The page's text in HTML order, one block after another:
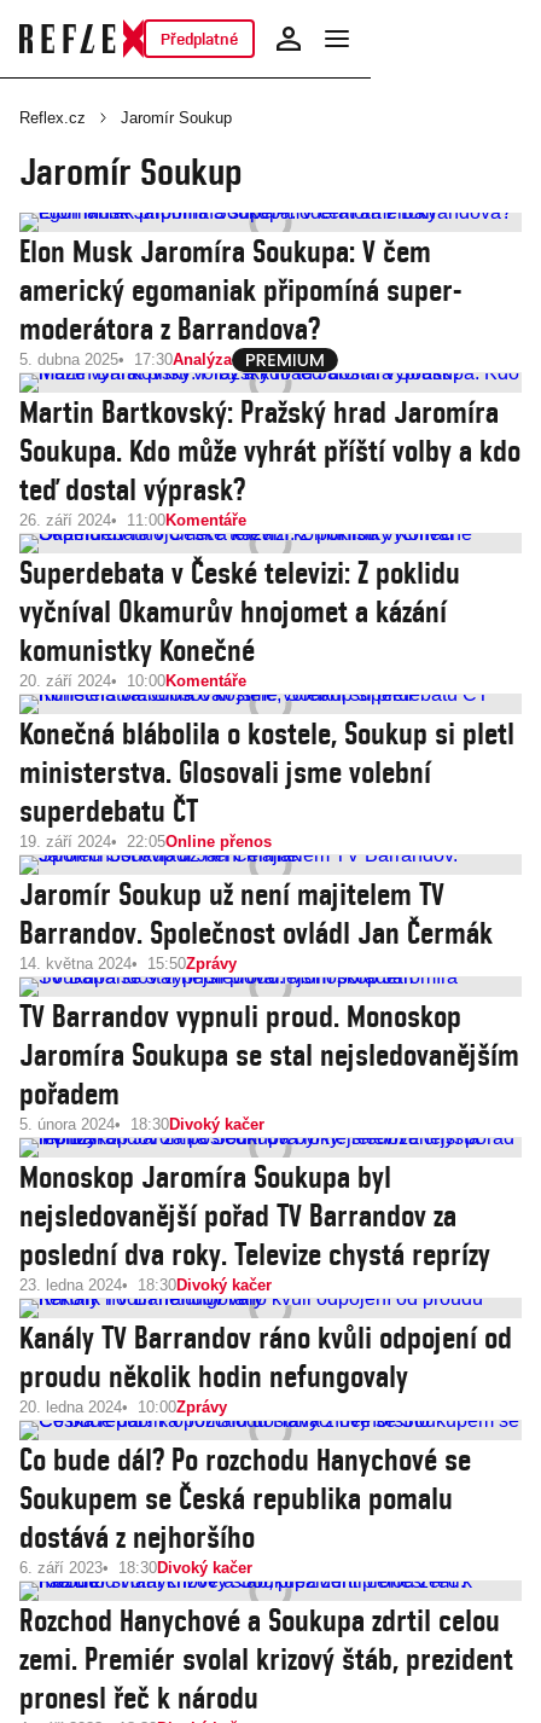
Předplatné
Reflex.cz Jaromír Soukup
Jaromír Soukup
Elon Musk Jaromíra Soukupa: V čem
americký egomaniak připomíná super-
moderátora z Barrandova?
5. dubna 2025 17:30Analýza
Martin Bartkovský: Pražský hrad Jaromíra
Soukupa. Kdo může vyhrát příští volby a kdo
teď dostal výprask?
26. září 2024 11:00Komentáře
Superdebata v České televizi: Z poklidu
vyčníval Okamurův hnojomet a kázání
komunistky Konečné
20. září 2024 10:00Komentáře
Konečná blábolila o kostele, Soukup si pletl
ministerstva. Glosovali jsme volební
superdebatu ČT
19. září 2024 22:05Online přenos
Jaromír Soukup už není majitelem TV
Barrandov. Společnost ovládl Jan Čermák
14. května 2024 15:50Zprávy
TV Barrandov vypnuli proud. Monoskop
Jaromíra Soukupa se stal nejsledovanějším
pořadem
5. února 2024 18:30Divoký kačer
Monoskop Jaromíra Soukupa byl
nejsledovanější pořad TV Barrandov za
poslední dva roky. Televize chystá reprízy
23. ledna 2024 18:30Divoký kačer
Kanály TV Barrandov ráno kvůli odpojení od
proudu několik hodin nefungovaly
20. ledna 2024 10:00Zprávy
Co bude dál? Po rozchodu Hanychové se
Soukupem se Česká republika pomalu
dostává z nejhoršího
6. září 2023 18:30Divoký kačer
Rozchod Hanychové a Soukupa zdrtil celou
zemi. Premiér svolal krizový štáb, prezident
pronesl řeč k národu